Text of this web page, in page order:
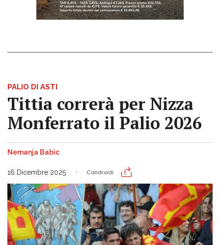
PALIO DI ASTI
Tittia correrà per Nizza
Monferrato il Palio 2026
Nemanja Babic
16 Dicembre 2025 Condividi